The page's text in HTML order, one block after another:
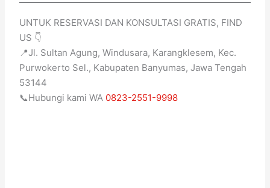
UNTUK RESERVASI DAN KONSULTASI GRATIS, FIND
US 👇
📍Jl. Sultan Agung, Windusara, Karangklesem, Kec.
Purwokerto Sel., Kabupaten Banyumas, Jawa Tengah
53144
📞Hubungi kami WA 0823-2551-9998